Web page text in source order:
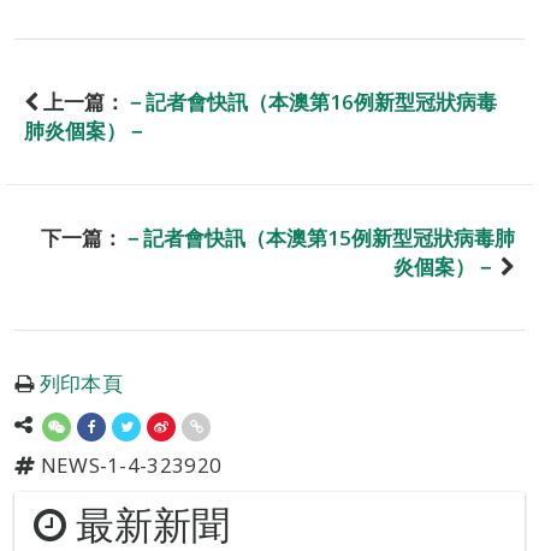
上一篇： －記者會快訊（本澳第16例新型冠狀病毒
肺炎個案）－
下一篇： －記者會快訊（本澳第15例新型冠狀病毒肺
炎個案）－
列印本頁
NEWS-1-4-323920
最新新聞